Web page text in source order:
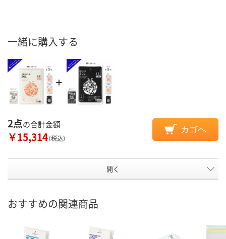
一緒に購入する
2点の合計金額
￥15,314（税込）
カゴへ
開く
おすすめの関連商品